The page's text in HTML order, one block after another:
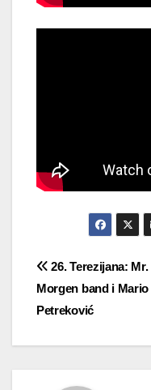
Navigacija
objava
26. Terezijana: Mr.
Morgen band i Mario
Petreković